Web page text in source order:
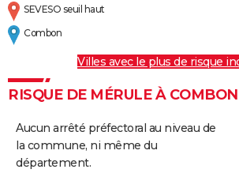
SEVESO seuil haut
Combon
Villes avec le plus de risque
RISQUE DE MÉRULE À COMBON
Aucun arrêté préfectoral au niveau de
la commune, ni même du
département.